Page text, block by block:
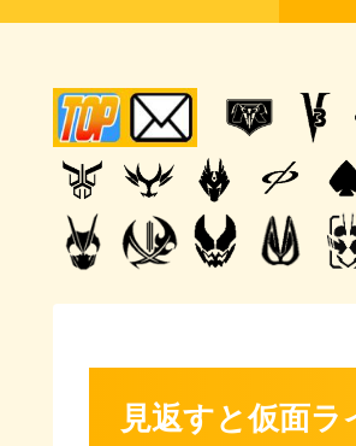
見返すと仮面